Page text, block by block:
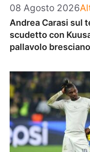
08 Agosto 2026
Andrea Carasi sul
scudetto con
pallavolo bresciano